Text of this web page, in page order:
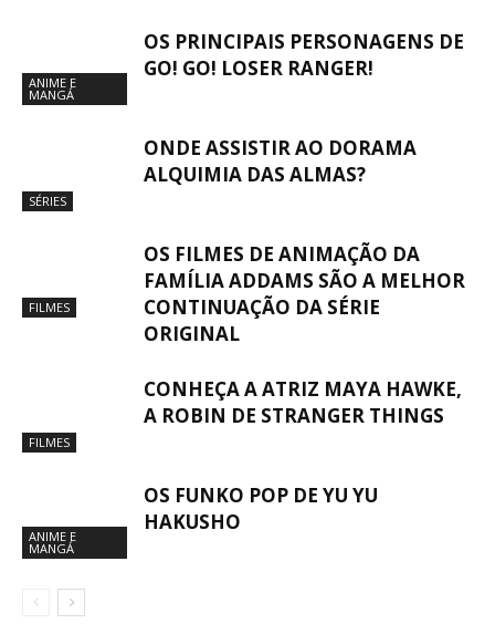
ANIME E
MANGÁ
OS PRINCIPAIS PERSONAGENS DE
GO! GO! LOSER RANGER!
SÉRIES
ONDE ASSISTIR AO DORAMA
ALQUIMIA DAS ALMAS?
FILMES
OS FILMES DE ANIMAÇÃO DA
FAMÍLIA ADDAMS SÃO A MELHOR
CONTINUAÇÃO DA SÉRIE
ORIGINAL
FILMES
CONHEÇA A ATRIZ MAYA HAWKE,
A ROBIN DE STRANGER THINGS
ANIME E
MANGÁ
OS FUNKO POP DE YU YU
HAKUSHO